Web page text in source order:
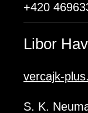
+420
Libor
vercajk-
S. K.